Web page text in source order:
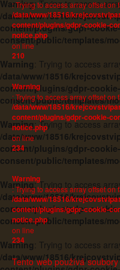
: Trying to access array offset on
/data/www/18516/
content/plugins/gdpr-cookie-
notice.php
on line
210
Warning
: Trying to access array offset on
/data/www/18516/
content/plugins/gdpr-cookie-
notice.php
on line
234
Warning
: Trying to access array offset on
/data/www/18516/
content/plugins/gdpr-cookie-
notice.php
on line
234
Tento web používá
Warning: Trying to access
/data/www/18516/
content/plugins/gdpr-cookie-
consent/public/templates/
Warning: Trying to access
/data/www/18516/
content/plugins/gdpr-cookie-
consent/public/templates/
Warning: Trying to access
/data/www/18516/
content/plugins/gdpr-cookie-
consent/public/templates/
Warning: Trying to access
/data/www/18516/
content/plugins/gdpr-cookie-
consent/public/templates/
Warning: Trying to access
/data/www/18516/